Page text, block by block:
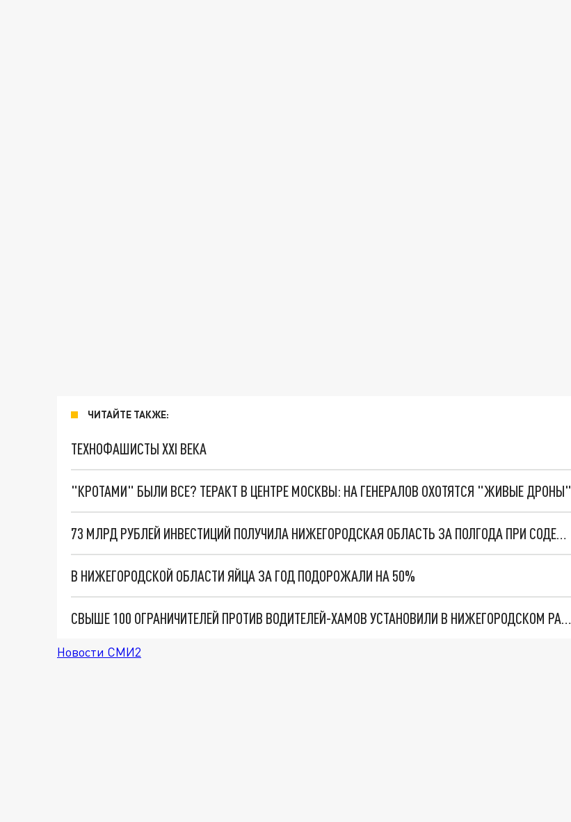
ЧИТАЙТЕ ТАКЖЕ:
ТЕХНОФАШИСТЫ XXI ВЕКА
"КРОТАМИ" БЫЛИ ВСЕ? ТЕРАКТ В ЦЕНТРЕ МОСКВЫ: НА ГЕНЕРАЛОВ ОХОТЯТСЯ "ЖИВЫЕ ДРОНЫ"
73 МЛРД РУБЛЕЙ ИНВЕСТИЦИЙ ПОЛУЧИЛА НИЖЕГОРОДСКАЯ ОБЛАСТЬ ЗА ПОЛГОДА ПРИ СОДЕЙСТВИИ КОРПОРАЦИИ РАЗВИТИЯ
В НИЖЕГОРОДСКОЙ ОБЛАСТИ ЯЙЦА ЗА ГОД ПОДОРОЖАЛИ НА 50%
СВЫШЕ 100 ОГРАНИЧИТЕЛЕЙ ПРОТИВ ВОДИТЕЛЕЙ-ХАМОВ УСТАНОВИЛИ В НИЖЕГОРОДСКОМ РАЙОНЕ
Новости СМИ2